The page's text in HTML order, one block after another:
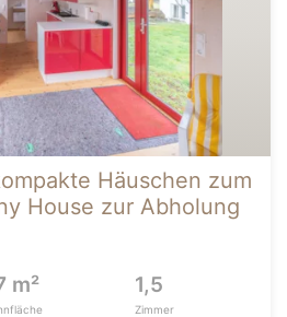
Häuschen zum
House zur Abholung
m² 1,5
Zimmer